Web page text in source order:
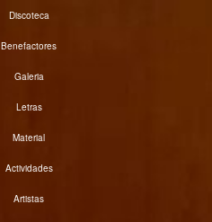
Discoteca
Benefactores
Galeria
Letras
Material
Actividades
Artistas